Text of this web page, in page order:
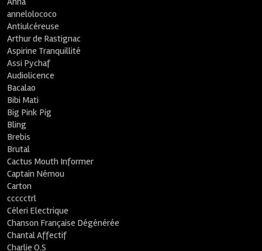
annelolococo
Antiulcéreuse
Arthur de Rastignac
Aspirine Tranquillité
Assi Pychaf
Audiolicence
Bacalao
Bibi Mati
Big Pink Pig
Bling
Brebis
Brutal
Cactus Mouth Informer
Captain Némou
Carton
ccccctrl
Céleri Electrique
Chanson Française Dégénérée
Chantal Affectif
Charlie O.S